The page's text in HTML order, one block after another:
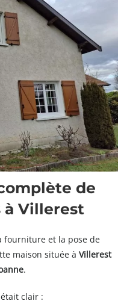
de
Villerest
fourniture et la pose de
maison située à Villerest
.
clair :